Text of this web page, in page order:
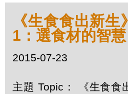
《生食食出新
1：選食材的智慧
2015-07-23
主題 Topic： 《生食食